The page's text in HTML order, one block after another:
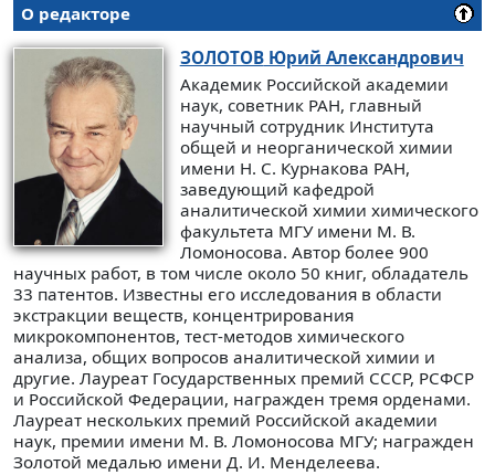
О редакторе
ЗОЛОТОВЮрий Александрович
Академик Российской академии
наук, советник РАН, главный
научный сотрудник Института
общей и неорганической химии
имени Н. С. Курнакова РАН,
заведующий кафедрой
аналитической химии химического
факультета МГУ имени М. В.
Ломоносова. Автор более 900
научных работ, в том числе около 50 книг, обладатель
33 патентов. Известны его исследования в области
экстракции веществ, концентрирования
микрокомпонентов, тест-методов химического
анализа, общих вопросов аналитической химии и
другие. Лауреат Государственных премий СССР, РСФСР
и Российской Федерации, награжден тремя орденами.
Лауреат нескольких премий Российской академии
наук, премии имени М. В. Ломоносова МГУ; награжден
Золотой медалью имени Д. И. Менделеева.